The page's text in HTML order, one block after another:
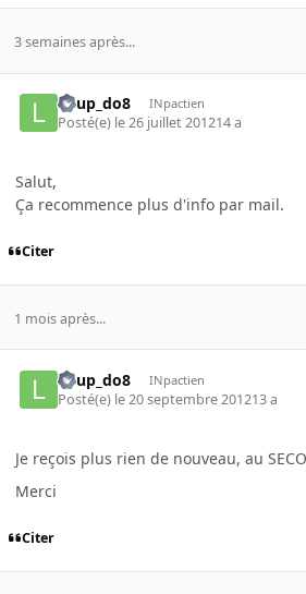
3 semaines après...
Loup_do8 INpactien
Posté(e) le 26 juillet 201214 a
Salut,
Ça recommence plus d'info par mail.
Citer
1 mois après...
Loup_do8 INpactien
Posté(e) le 20 septembre 201213 a
Je reçois plus rien de nouveau, au
Merci
Citer